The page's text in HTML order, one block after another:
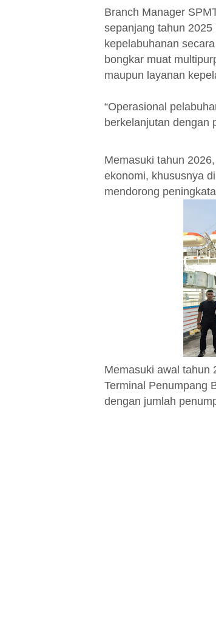
Branch Manager
sepanjang tahun
kepelabuhanan
bongkar muat
maupun layanan
“Operasional
berkelanjutan dengan
Memasuki tahun
ekonomi, khususnya
mendorong
Memasuki awal tahun
Terminal Penumpang
dengan jumlah